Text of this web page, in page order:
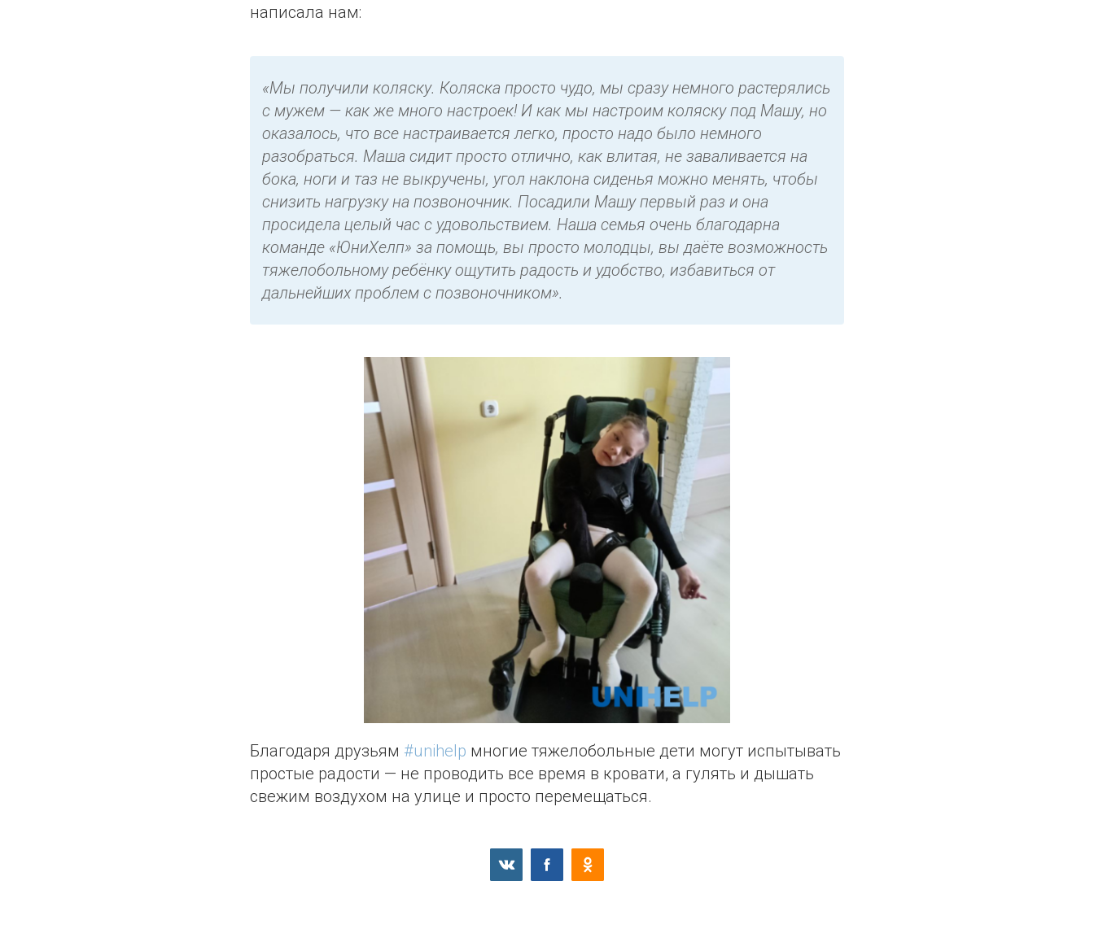
написала нам:
«Мы получили коляску. Коляска просто чудо, мы сразу немного растерялись
с мужем — как же много настроек! И как мы настроим коляску под Машу, но
оказалось, что все настраивается легко, просто надо было немного
разобраться. Маша сидит просто отлично, как влитая, не заваливается на
бока, ноги и таз не выкручены, угол наклона сиденья можно менять, чтобы
снизить нагрузку на позвоночник. Посадили Машу первый раз и она
просидела целый час с удовольствием. Наша семья очень благодарна
команде «ЮниХелп» за помощь, вы просто молодцы, вы даёте возможность
тяжелобольному ребёнку ощутить радость и удобство, избавиться от
дальнейших проблем с позвоночником».
Благодаря друзьям #unihelp многие тяжелобольные дети могут испытывать
простые радости — не проводить все время в кровати, а гулять и дышать
свежим воздухом на улице и просто перемещаться.